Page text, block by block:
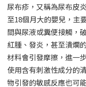
尿布疹，又稱為尿布皮
至18個月大的嬰兒，主
間與尿液或糞便接觸，
紅腫、發炎，甚至潰爛
材料會引發摩擦，進一
使用含有刺激性成分的
物引發的敏感反應也可